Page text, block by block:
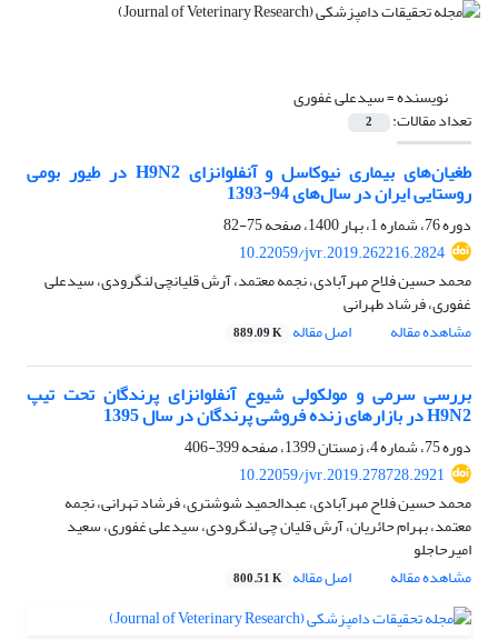
نویسنده =سیدعلی غفوری
تعداد مقالات: 2
طغیان‌های بیماری نیوکاسل و آنفلوانزای H9N2 در طیور بومی
روستایی ایران در سال‌های 94-1393
دوره 76، شماره 1، بهار 1400، صفحه
75-82
10.22059/jvr.2019.262216.2824
محمد حسین فلاح مهرآبادی، نجمه معتمد، آرش قلیانچی لنگرودی، سیدعلی
غفوری، فرشاد طهرانی
مشاهده مقاله
اصل مقاله 889.09 K
بررسی سرمی و مولکولی شیوع آنفلوانزای پرندگان تحت تیپ
H9N2 در بازارهای زنده فروشی پرندگان در سال 1395
دوره 75، شماره 4، زمستان 1399، صفحه
399-406
10.22059/jvr.2019.278728.2921
محمد حسین فلاح مهرآبادی، عبدالحمید شوشتری، فرشاد تهرانی، نجمه
معتمد، بهرام حائریان، آرش قلیان چی لنگرودی، سیدعلی غفوری، سعید
امیرحاجلو
مشاهده مقاله
اصل مقاله 800.51 K